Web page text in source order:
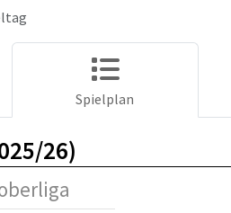
Spielplan
26)